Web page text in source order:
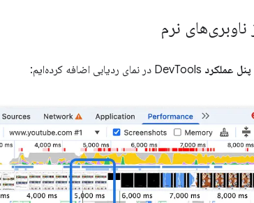
پنل عملکرد